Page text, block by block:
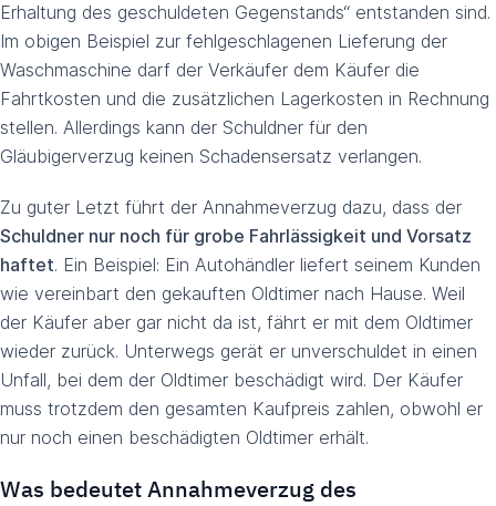
Erhaltung des geschuldeten Gegenstands“ entstanden sind.
Im obigen Beispiel zur fehlgeschlagenen Lieferung der
Waschmaschine darf der Verkäufer dem Käufer die
Fahrtkosten und die zusätzlichen Lagerkosten in Rechnung
stellen. Allerdings kann der Schuldner für den
Gläubigerverzug keinen Schadensersatz verlangen.
Zu guter Letzt führt der Annahmeverzug dazu, dass der
Schuldner nur noch für grobe Fahrlässigkeit und Vorsatz
haftet. Ein Beispiel: Ein Autohändler liefert seinem Kunden
wie vereinbart den gekauften Oldtimer nach Hause. Weil
der Käufer aber gar nicht da ist, fährt er mit dem Oldtimer
wieder zurück. Unterwegs gerät er unverschuldet in einen
Unfall, bei dem der Oldtimer beschädigt wird. Der Käufer
muss trotzdem den gesamten Kaufpreis zahlen, obwohl er
nur noch einen beschädigten Oldtimer erhält.
Was bedeutet Annahmeverzug des